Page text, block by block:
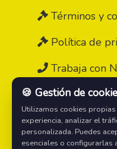
Términos y
Política de
Trabaja con
Contáctanos
Instagram
🍪 Gestión de
Utilizamos cookies
experiencia, analizar el
personalizada. Puedes
esenciales o configurarlas